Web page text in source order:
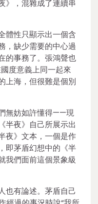
》，混雜成了連續串
體性只顯示出一個含
，缺少需要的中心過
的事務了。張鴻聲也
度意義上同一起來
上海，但很難是個別
無妨如許懂得——現
半夜》自己所展示出
夜》文本，一個是作
即茅盾幻想中的《半
我們面前這個景象級
也有論述。茅盾自己